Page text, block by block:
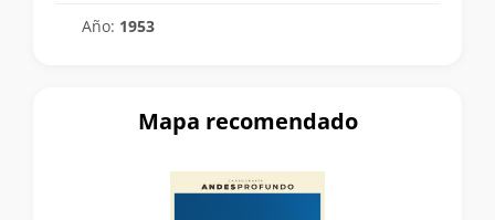
Año: 1953
Mapa recomendado